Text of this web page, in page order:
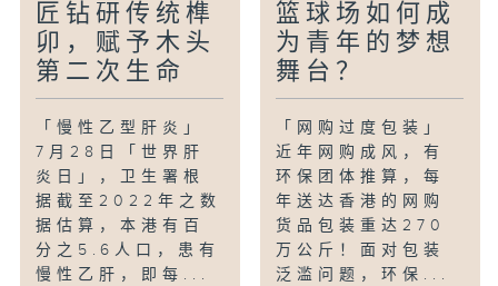
匠钻研传统榫
卯，赋予木头
第二次生命
「慢性乙型肝炎」
7月28日「世界肝
炎日」，卫生署根
据截至2022年之数
据估算，本港有百
分之5.6人口，患有
慢性乙肝，即每...
篮球场如何成
为青年的梦想
舞台？
「网购过度包装」
近年网购成风，有
环保团体推算，每
年送达香港的网购
货品包装重达270
万公斤！面对包装
泛滥问题，环保...